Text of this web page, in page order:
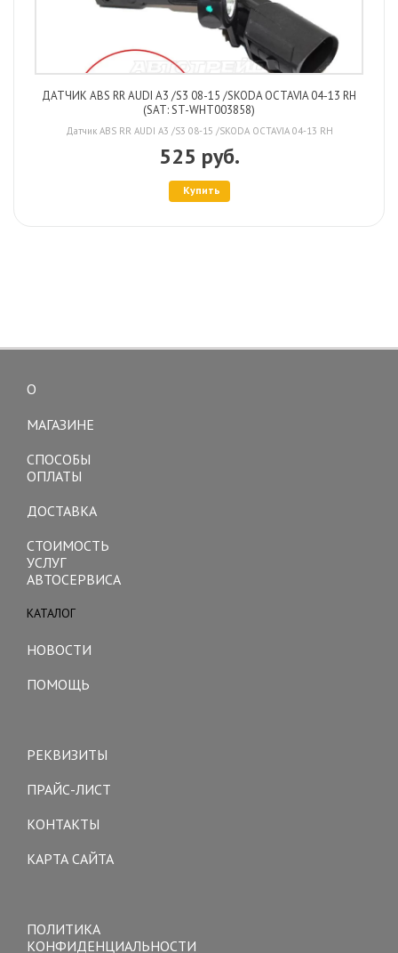
ДАТЧИК ABS RR AUDI A3 /S3 08-15 /SKODA OCTAVIA 04-13 RH
(SAT: ST-WHT003858)
Датчик ABS RR AUDI A3 /S3 08-15 /SKODA OCTAVIA 04-13 RH
525 руб.
Купить
О
МАГАЗИНЕ
СПОСОБЫ
ОПЛАТЫ
ДОСТАВКА
СТОИМОСТЬ
УСЛУГ
АВТОСЕРВИСА
КАТАЛОГ
НОВОСТИ
ПОМОЩЬ
РЕКВИЗИТЫ
ПРАЙС-ЛИСТ
КОНТАКТЫ
КАРТА САЙТА
ПОЛИТИКА
КОНФИДЕНЦИАЛЬНОСТИ